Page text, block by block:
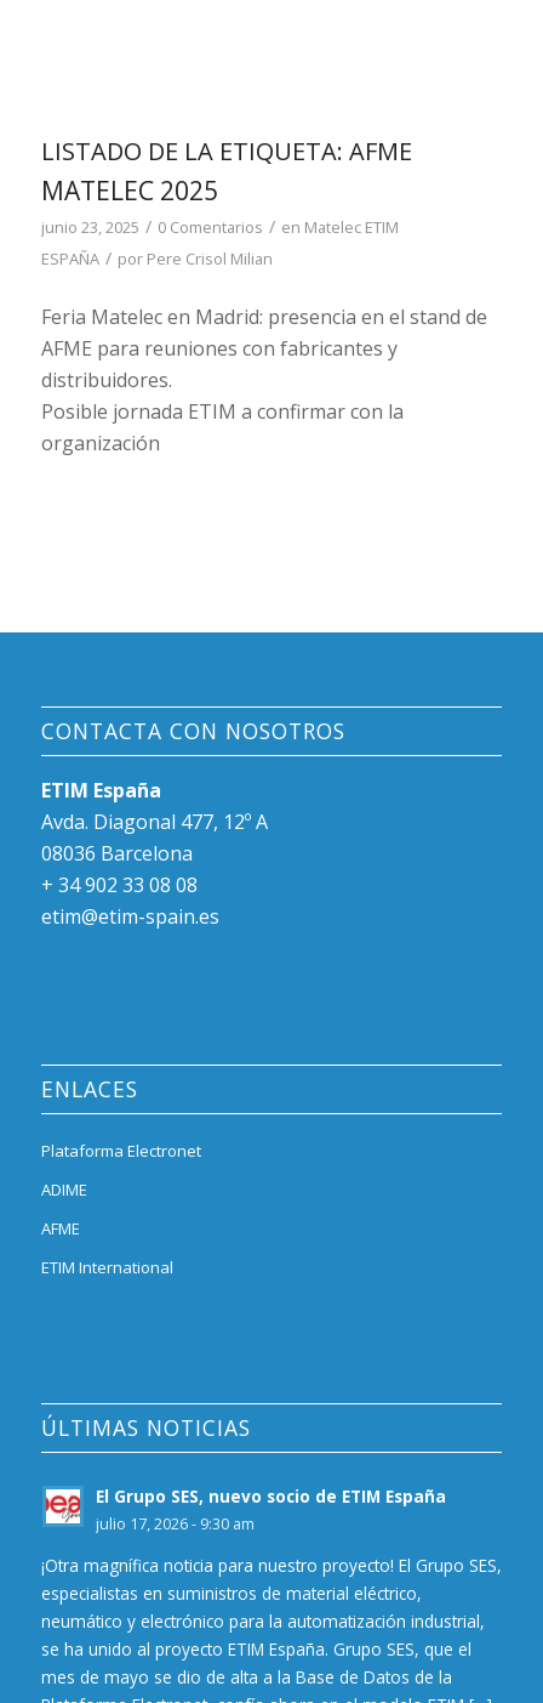
LISTADO DE LA ETIQUETA: AFME
MATELEC 2025
junio 23, 2025 / 0 Comentarios / en Matelec ETIM
ESPAÑA / por Pere Crisol Milian
Feria Matelec en Madrid: presencia en el stand de
AFME para reuniones con fabricantes y
distribuidores.
Posible jornada ETIM a confirmar con la
organización
CONTACTA CON NOSOTROS
ETIM España
Avda. Diagonal 477, 12º A
08036 Barcelona
+ 34 902 33 08 08
etim@etim-spain.es
ENLACES
Plataforma Electronet
ADIME
AFME
ETIM International
ÚLTIMAS NOTICIAS
El Grupo SES, nuevo socio de ETIM España
julio 17, 2026 - 9:30 am
¡Otra magnífica noticia para nuestro proyecto! El Grupo SES,
especialistas en suministros de material eléctrico,
neumático y electrónico para la automatización industrial,
se ha unido al proyecto ETIM España. Grupo SES, que el
mes de mayo se dio de alta a la Base de Datos de la